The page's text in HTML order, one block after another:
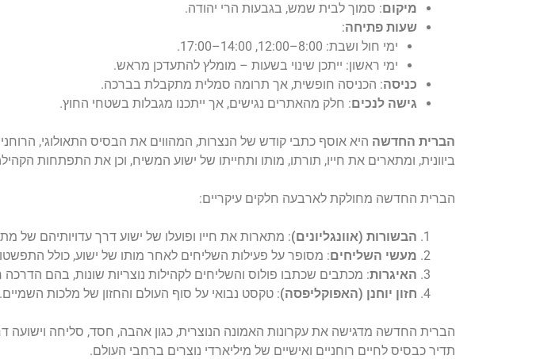
מיקום: סמוך לבית שמש, בגבעות הרי יהודה.
שעות פתיחה:
ימי חול ושבת: 8:00–12:00, 14:00–17:00.
ימי ראשון: ייתכן שינוי בשעות – מומלץ להתעדכן מראש.
כניסה: הכניסה חופשית, אך תרומה סמלית מתקבלת בברכה.
גישה לנכים: חלק מהאתרים נגישים, אך ייתכנו מגבלות בשטחי החוץ.
הברית החדשה
ביוונית, ומתארים את חייו, תורתו, מותו ותחייתו של ישוע המשיח, וכן את התפתחות
הברית החדשה מחולקת לארבעה חלקים עיקריים:
הבשורות (אוונגליונים): מתארות את חייו ופועלו של ישוע דרך עדויותיהם של
מעשי השליחים: מסופר על פעילות השליחים לאחר מותו של ישוע, כולל
האיגרות: מכתבים שכתבו פולוס והשליחים לקהילות נוצריות שונות, בהם הדרכה
חזון יוחנן (האפוקליפסה): טקסט נבואי על סוף העולם והחזון של מלכות השמיים.
הברית החדשה מדגישה את עקרונות האמונה הנוצרית, כגון אהבה, חסד, סליחה
תדיר כבסיס לחיים רוחניים ואישיים של מיליארדי נוצרים ברחבי העולם.